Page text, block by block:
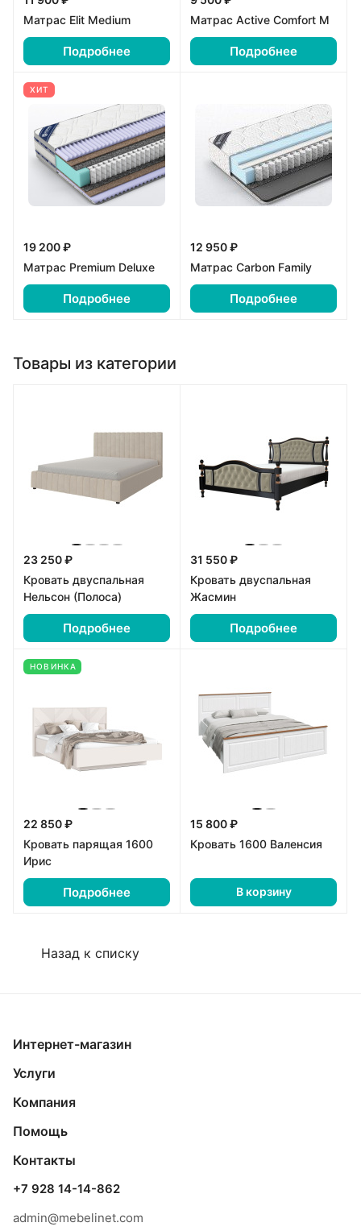
Матрас Elit Medium
Подробнее
Матрас Active Comfort M
Подробнее
ХИТ
19 200 ₽
Матрас Premium Deluxe
Подробнее
12 950 ₽
Матрас Carbon Family
Подробнее
Товары из категории
23 250 ₽
Кровать двуспальная
Нельсон (Полоса)
Подробнее
31 550 ₽
Кровать двуспальная
Жасмин
Подробнее
НОВИНКА
22 850 ₽
Кровать парящая 1600
Ирис
Подробнее
15 800 ₽
Кровать 1600 Валенсия
В корзину
Назад к списку
Интернет-магазин
Услуги
Компания
Помощь
Контакты
+7 928 14-14-862
admin@mebelinet.com